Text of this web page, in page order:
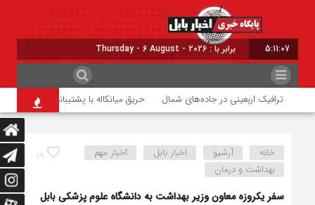
5:11:08 برابر با : Thursday - 6 August - 2026
ترافیک اربعینی در جاده‌های شمال حریق میانکاله با پشتیبانی هوایی مهار شد
۱۹ خانه آرشیو اخبار بابل
اخبار مهم
بهداشت و درمان
سفر یکروزه معاون وزیر بهداشت به دانشگاه علوم پزشکی بابل